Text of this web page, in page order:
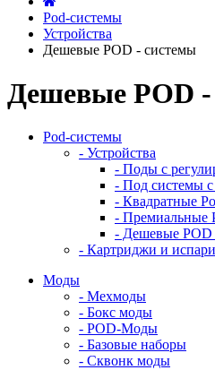
Pod-системы
Устройства
Дешевые POD - системы
Дешевые POD
Pod-системы
- Устройства
- Поды с
- Под системы
- Квадратные
- Премиальные
- Дешевые POD
- Картриджи и
Моды
- Мехмоды
- Бокс моды
- POD-Моды
- Базовые наборы
- Сквонк моды